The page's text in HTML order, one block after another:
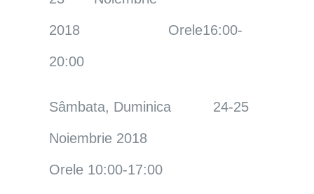
2018 Orele16:00-
20:00
Sȃmbata, Duminica 24-25
Noiembrie 2018
Orele 10:00-17:00